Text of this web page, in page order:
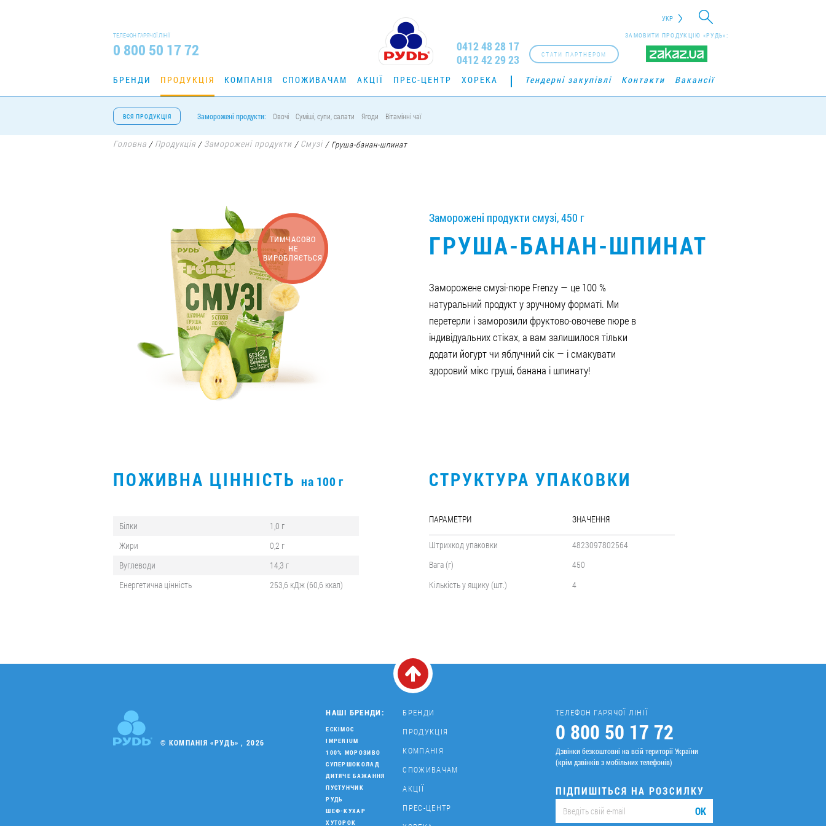
УКР
ТЕЛЕФОН ГАРЯЧОЇ ЛІНІЇ
0 800 50 17 72
ЗАМОВИТИ ПРОДУКЦІЮ «РУДЬ»:
СТАТИ ПАРТНЕРОМ
0412 48 28 17
0412 42 29 23
БРЕНДИ ПРОДУКЦІЯ КОМПАНІЯ СПОЖИВАЧАМ АКЦІЇ ПРЕС-ЦЕНТР ХОРЕКА Тендерні закупівлі Контакти Вакансії
ВСЯ ПРОДУКЦІЯ Заморожені продукти: Овочі Суміші, супи, салати Ягоди Вітамінні чаї
Головна / Продукція / Заморожені продукти / Смузі /Груша-банан-шпинат
ТИМЧАСОВО
НЕ
ВИРОБЛЯЄТЬСЯ
Заморожені продукти смузі, 450 г
ГРУША-БАНАН-ШПИНАТ
Заморожене смузі-пюре Frenzy — це 100 %
натуральний продукт у зручному форматі. Ми
перетерли і заморозили фруктово-овочеве пюре в
індивідуальних стіках, а вам залишилося тільки
додати йогурт чи яблучний сік — і смакувати
здоровий мікс груші, банана і шпинату!
ПОЖИВНА ЦІННІСТЬ на 100 г
Білки
1,0 г
Жири
0,2 г
Вуглеводи
14,3 г
Енергетична цінність
253,6 кДж (60,6 ккал)
СТРУКТУРА УПАКОВКИ
ПАРАМЕТРИ ЗНАЧЕННЯ
Штрихкод упаковки
4823097802564
Вага (г)
450
Кількість у ящику (шт.)
4
© КОМПАНІЯ «РУДЬ» , 2026
НАШІ БРЕНДИ:
ЕСКІМОС
IMPERIUM
100% МОРОЗИВО
СУПЕРШОКОЛАД
ДИТЯЧЕ БАЖАННЯ
ПУСТУНЧИК
РУДЬ
ШЕФ-КУХАР
ХУТОРОК
БРЕНДИ
ПРОДУКЦІЯ
КОМПАНІЯ
СПОЖИВАЧАМ
АКЦІЇ
ПРЕС-ЦЕНТР
ТЕЛЕФОН ГАРЯЧОЇ ЛІНІЇ
0 800 50 17 72
Дзвінки безкоштовні на всій території України
(крім дзвінків з мобільних телефонів)
ПІДПИШІТЬСЯ НА РОЗСИЛКУ
ОК